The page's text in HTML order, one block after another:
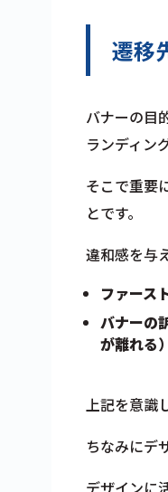
遷移
バナーの目
ランディン
そこで重要
とです。
違和感を与
ファース
バナーの
が離れる）
上記を意識
ちなみにデ
デザインに